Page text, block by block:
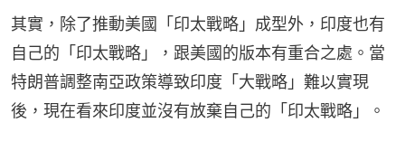
其實，除了推動美國「印太戰略」成型外，印度也有
自己的「印太戰略」，跟美國的版本有重合之處。當
特朗普調整南亞政策導致印度「大戰略」難以實現
後，現在看來印度並沒有放棄自己的「印太戰略」。